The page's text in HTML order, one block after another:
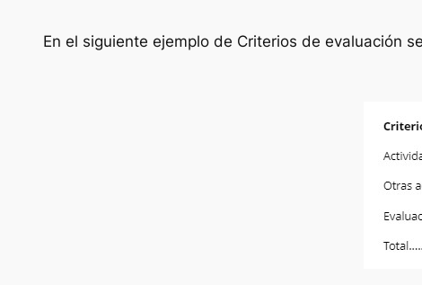
En el siguiente ejemplo de Criterios de evaluación